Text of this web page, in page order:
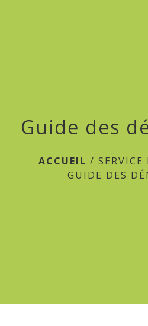
Guide des
ACCUEIL /
GUIDE DES